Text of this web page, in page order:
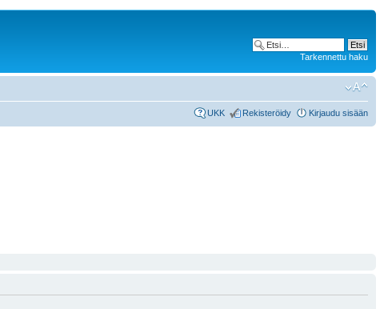
Tarkennettu haku
UKK Rekisteröidy Kirjaudu sisään